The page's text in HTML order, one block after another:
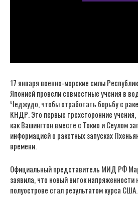
17 января военно-морские силы
Японией провели совместные учения в
Чеджудо, чтобы отработать борьбу с
КНДР. Это первые трехсторонние
как Вашингтон вместе с Токио и Сеулом
информацией о ракетных запусках
времени.
Официальный представитель МИД РФ
заявила, что новый виток напряженности
полуострове стал результатом курса США.